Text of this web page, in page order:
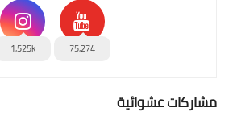
75,274
1,525k
مشاركات عشوائية